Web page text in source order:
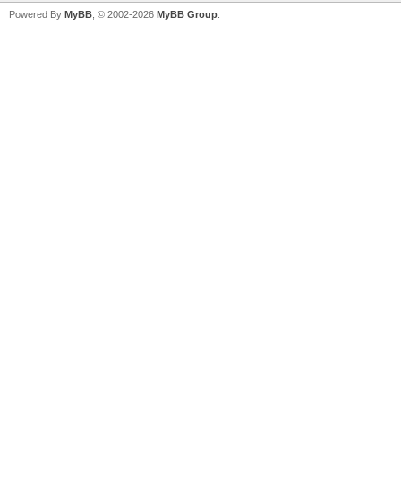
Powered By MyBB , © 2002-2026 MyBB Group